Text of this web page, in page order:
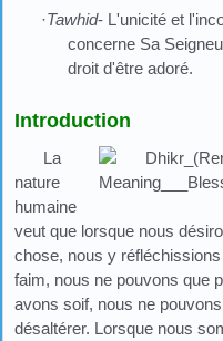
·Tawhid- L'unicité et
concerne Sa
droit d'être adoré.
Introduction
La
nature
humaine
veut que lorsque nous
chose, nous y
faim, nous ne pouvons que
avons soif, nous ne
désaltérer. Lorsque nous